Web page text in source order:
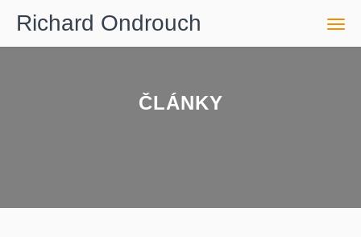
Richard Ondrouch
ČLÁNKY